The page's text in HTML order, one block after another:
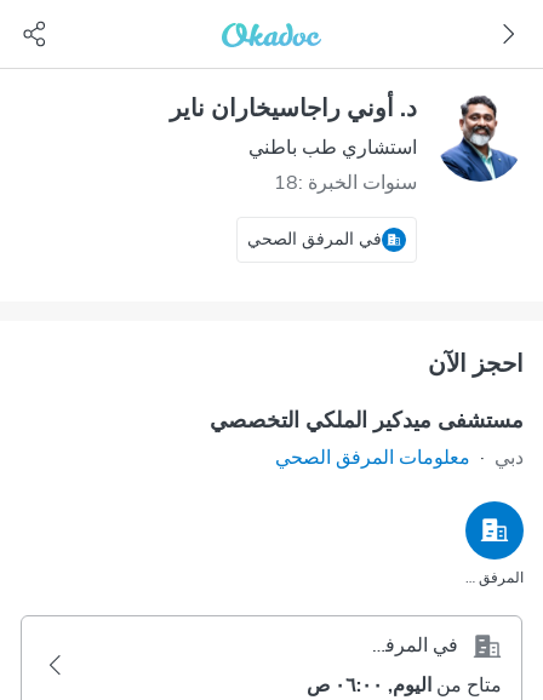
د. أوني راجاسيخاران ناير
استشاري طب باطني
سنوات الخبرة :18
في المرفق الصحي
احجز الآن
مستشفى ميدكير الملكي التخصصي
دبي · معلومات المرفق الصحي
المرفق الصحي
في المرفق الصحي
متاح من اليوم, ٠٦:٠٠ ص